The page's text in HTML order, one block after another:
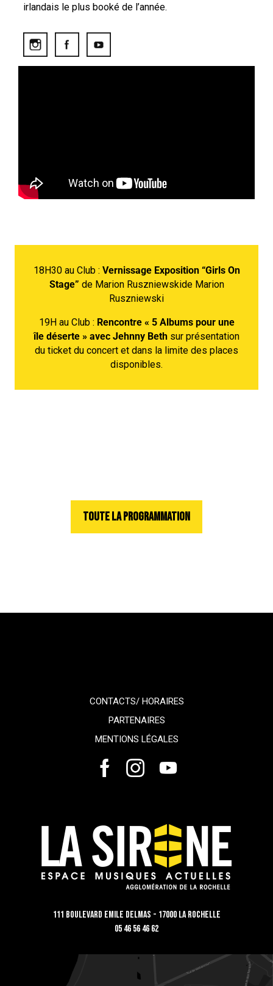
irlandais le plus booké de l’année.
18H30 au Club : Vernissage Exposition “Girls On
Stage” de Marion Ruszniewskide Marion
Ruszniewski
19H au Club : Rencontre « 5 Albums pour une
île déserte » avec Jehnny Beth sur présentation
du ticket du concert et dans la limite des places
disponibles.
TOUTE LA PROGRAMMATION
CONTACTS/ HORAIRES
PARTENAIRES
MENTIONS LÉGALES
111 Boulevard Emile Delmas - 17000 La Rochelle
05 46 56 46 62